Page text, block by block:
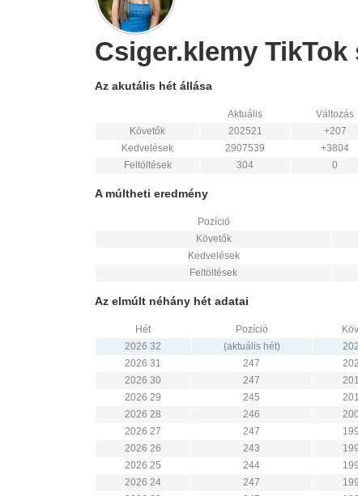
Csiger.klemy
Az akutális hét állása
Aktuális Változás
Követők
202521 +207
Kedvelések
2907539 +3804
Feltöltések
304 0
A múltheti eredmény
Pozíció
Követők
Kedvelések
Feltöltések
Az elmúlt néhány hét adatai
Hét Pozíció
2026 32
(aktuális hét)
2026 31
247
2026 30
247
2026 29
245
2026 28
246
2026 27
247
2026 26
243
2026 25
244
2026 24
247